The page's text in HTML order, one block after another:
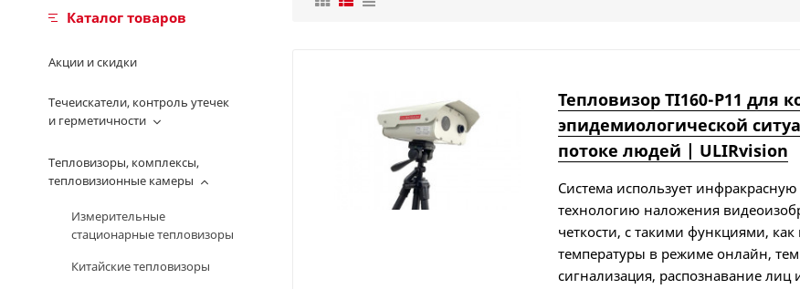
Тепловизор TI160-P11 для
эпидемиологической
потоке людей | ULIRvision
Система использует
технологию наложения
четкости, с такими функциями,
температуры в режиме онлайн,
сигнализация, распознавание лиц
Каталог товаров
Акции и скидки
Течеискатели, контроль утечек
и герметичности
Тепловизоры, комплексы,
тепловизионные камеры
Измерительные
стационарные тепловизоры
Китайские тепловизоры